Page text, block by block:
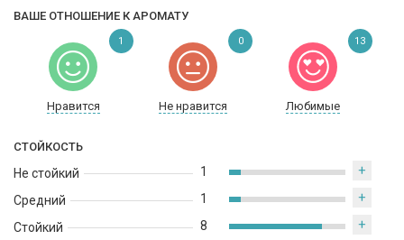
ВАШЕ ОТНОШЕНИЕ К АРОМАТУ
Нравится Не нравится Любимые
1 0 13
СТОЙКОСТЬ
Не стойкий
Средний
Стойкий
1 +
1 +
8 +